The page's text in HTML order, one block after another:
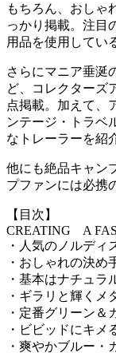
もちろん、おしゃ
っかり掲載。注目
用品を使用してい
さらにマニア垂涎
ど、コレクターズ
点掲載。加えて、
ンテージ・トラベ
なトレーラーを紹
他にも絶品キャン
プファンには必携
【目次】
CREATING A
・人気のノルディ
・おしゃれの決め
・基本はナチュラ
・ギラリと輝くメ
・定番グリーン＆
・ビビッドにキメ
・爽やかブルー・